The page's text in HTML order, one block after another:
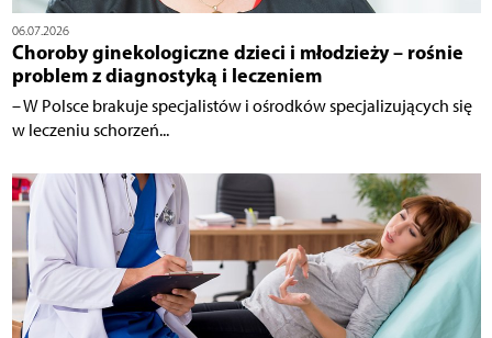
06.07.2026
Choroby ginekologiczne dzieci i młodzieży – rośnie
problem z diagnostyką i leczeniem
– W Polsce brakuje specjalistów i ośrodków specjalizujących się
w leczeniu schorzeń...